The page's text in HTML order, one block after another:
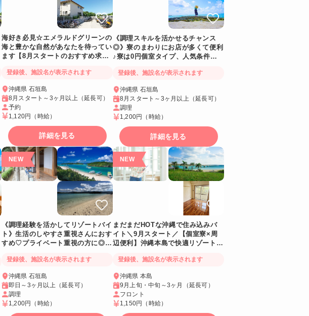
海好き必見☆エメラルドグリーンの
海と豊かな自然があなたを待ってい
ます【8月スタートのおすすめ求
登録後、施設名が表示されます
沖縄県 石垣島
8月スタート～3ヶ月以上（延長可）
予約
1,120円 （時給）
詳細を見る
《調理スキルを活かせるチャンス
◎》寮のまわりにお店が多くて便利
♪寮は0円個室タイプ、人気条件で
登録後、施設名が表示されます
沖縄県 石垣島
8月スタート～3ヶ月以上（延長可）
調理
1,200円
（時給）
詳細を見る
《調理経験を活かしてリゾートバイ
ト》生活のしやすさ重視さんにおす
すめ♡プライベート重視の方に◎個
登録後、施設名が表示されます
沖縄県 石垣島
即日～3ヶ月以上（延長可）
調理
1,200円
（時給）
まだまだHOTな沖縄で住み込みバ
イト＼9月スタート／【個室寮×周
辺便利】沖縄本島で快適リゾートラ
登録後、施設名が表示されます
沖縄県 本島
9月上旬・中旬～3ヶ月（延長可）
フロント
1,150円
（時給）